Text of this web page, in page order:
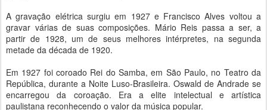
A gravação elétrica surgiu em 1927 e Francisco Alves voltou a
gravar várias de suas composições. Mário Reis passa a ser, a
partir de 1928, um de seus melhores intérpretes, na segunda
metade da década de 1920.
Em 1927 foi coroado Rei do Samba, em São Paulo, no Teatro da
República, durante a Noite Luso-Brasileira. Oswald de Andrade se
encarregou da coroação. Era a elite intelectual e artística
paulistana reconhecendo o valor da música popular.